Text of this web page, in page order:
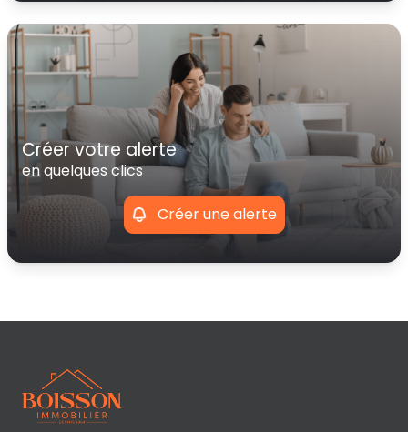
créer votre alerte
en quelques clics
Créer une alerte